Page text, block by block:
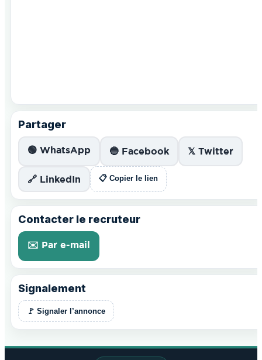
Partager
🟢 WhatsApp 🔵 Facebook 𝕏 Twitter
🔗 LinkedIn 📋 Copier le lien
Contacter le recruteur
✉️ Par e-mail
Signalement
🚩 Signaler l’annonce